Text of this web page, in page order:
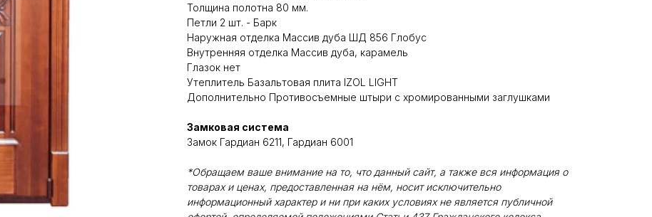
Толщина полотна 80 мм.
Петли 2 шт. - Барк
Наружная отделка Массив дуба ШД 856 Глобус
Внутренняя отделка Массив дуба, карамель
Глазок нет
Утеплитель Базальтовая плита IZOL LIGHT
Дополнительно Противосъемные штыри с хромированными заглушками
Замковая система
Замок Гардиан 6211, Гардиан 6001
*Обращаем ваше внимание на то, что данный сайт, а также вся информация о
товарах и ценах, предоставленная на нём, носит исключительно
информационный характер и ни при каких условиях не является публичной